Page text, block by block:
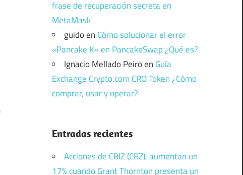
frase de recuperación secreta en
MetaMask
guidoen Cómo solucionar el error
«Pancake K» en PancakeSwap ¿Qué es?
Ignacio Mellado Peiroen Guía
Exchange Crypto.com CRO Token ¿Cómo
comprar, usar y operar?
Entradas recientes
Acciones de CBIZ (CBZ): aumentan un
17% cuando Grant Thornton presenta un